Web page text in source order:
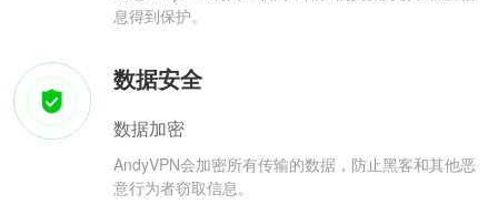
息得到保护。
数据安全
数据加密
AndyVPN会加密所有传输的数据，防止黑客和其他恶
意行为者窃取信息。